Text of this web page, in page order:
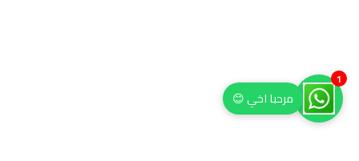
مرحبا اخي 😊